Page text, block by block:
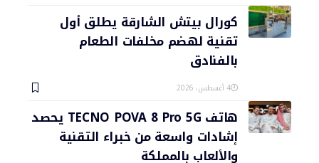
كورال بيتش الشارقة يطلق أول
تقنية لهضم مخلفات الطعام
بالفنادق
4 أغسطس، 2026
هاتف TECNO POVA 8 Pro 5G يحصد
إشادات واسعة من خبراء التقنية
والألعاب بالمملكة